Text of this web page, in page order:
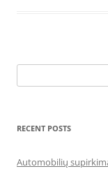
for:
RECENT POSTS
Automobilių